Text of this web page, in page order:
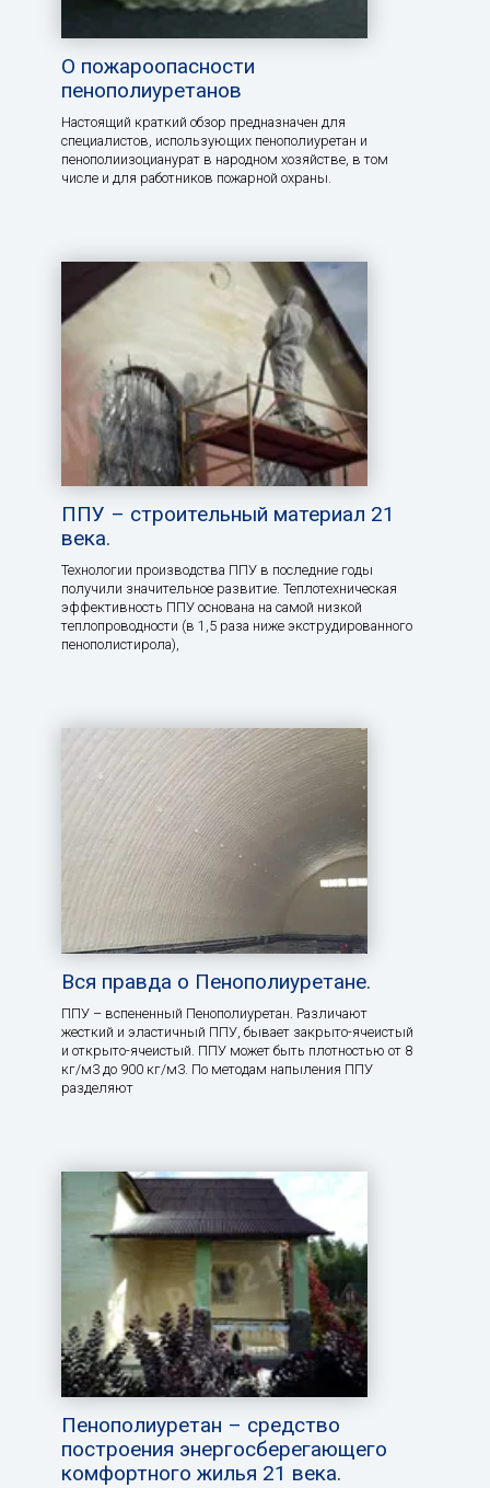
О пожароопасности
пенополиуретанов
Настоящий краткий обзор предназначен для
специалистов, использующих пенополиуретан и
пенополиизоцианурат в народном хозяйстве, в том
числе и для работников пожарной охраны.
ППУ – строительный материал 21
века.
Технологии производства ППУ в последние годы
получили значительное развитие. Теплотехническая
эффективность ППУ основана на самой низкой
теплопроводности (в 1,5 раза ниже экструдированного
пенополистирола),
Вся правда о Пенополиуретане.
ППУ – вспененный Пенополиуретан. Различают
жесткий и эластичный ППУ, бывает закрыто-ячеистый
и открыто-ячеистый. ППУ может быть плотностью от 8
кг/м3 до 900 кг/м3. По методам напыления ППУ
разделяют
Пенополиуретан – средство
построения энергосберегающего
комфортного жилья 21 века.